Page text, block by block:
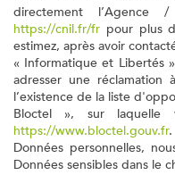
directement
https://cnil.fr/fr pour plus
estimez, après avoir
« Informatique et Libertés
adresser une
l’existence de la liste
Bloctel », sur laquelle
https://www.bloctel.gouv.fr
Données personnelles,
Données sensibles dans le